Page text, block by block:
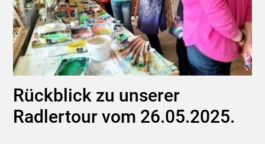
Rückblick zu unserer
Radlertour vom 26.05.2025.